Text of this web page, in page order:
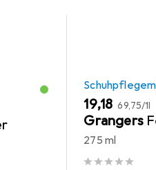
EUR
19,18 EUR
69,75/1l
Grangers
275 ml